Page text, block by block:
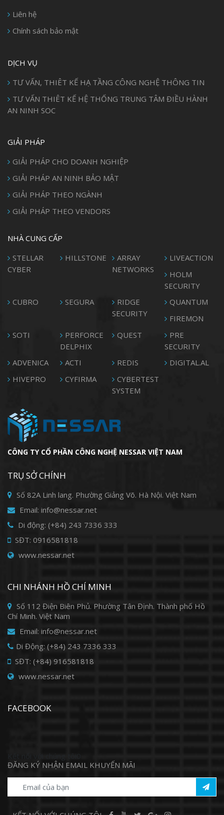
Liên hệ
Chính sách bảo mật
DỊCH VỤ
TƯ VẤN, THIÊT KẾ HẠ TẦNG CÔNG NGHỆ THÔNG TIN
TƯ VẤN THIÊT KẾ HỆ THỐNG TRUNG TÂM ĐIỀU HÀNH
AN NINH SOC
GIẢI PHÁP
GIẢI PHÁP CHO DOANH NGHIỆP
GIẢI PHÁP AN NINH BẢO MẬT
GIẢI PHÁP THEO NGÀNH
GIẢI PHÁP THEO VENDORS
NHÀ CUNG CẤP
STELLAR
CYBER
HILLSTONE
ARRAY
NETWORKS
LIVEACTION
HOLM
SECURITY
CUBRO
SEGURA
RIDGE
SECURITY
QUANTUM
FIREMON
SOTI
PERFORCE
DELPHIX
QUEST
PRE
SECURITY
ADVENICA
ACTI REDIS
DIGITAL.AL
HIVEPRO
CYFIRMA
CYBERTEST
SYSTEM
CÔNG TY CỔ PHẦN CÔNG NGHỆ NESSAR VIỆT NAM
TRỤ SỞ CHÍNH
Số 82A Linh lang. Phường Giảng Võ. Hà Nội. Việt Nam
Email: info@nessar.net
Di động: (+84) 243 7336 333
SĐT: 0916581818
www.nessar.net
CHI NHÁNH HỒ CHÍ MINH
Số 112 Điện Biên Phủ. Phường Tân Định. Thành phố Hồ
Chí Minh. Việt Nam
Email: info@nessar.net
Di Động: (+84) 243 7336 333
SĐT: (+84) 916581818
www.nessar.net
FACEBOOK
ĐĂNG KÝ NHẬN EMAIL KHUYẾN MÃI